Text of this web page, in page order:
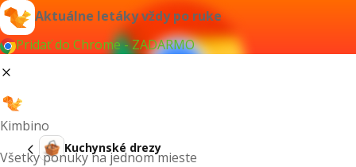
Aktuálne letáky vždy po ruke
Pridať do Chrome - ZADARMO
Kimbino
Všetky ponuky na jednom mieste
Kuchynské drezy